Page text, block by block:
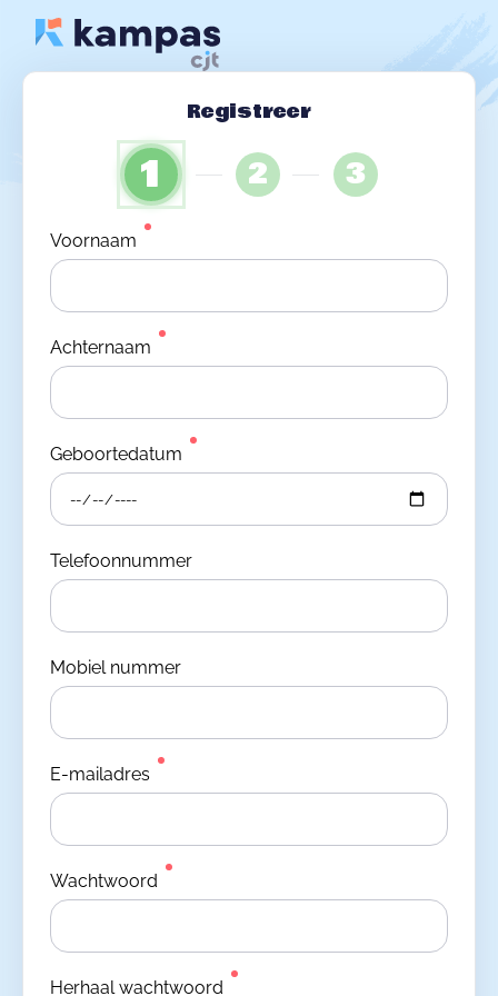
Registreer
1 2 3
Voornaam
Achternaam
Geboortedatum
Telefoonnummer
Mobiel nummer
E-mailadres
Wachtwoord
Herhaal wachtwoord